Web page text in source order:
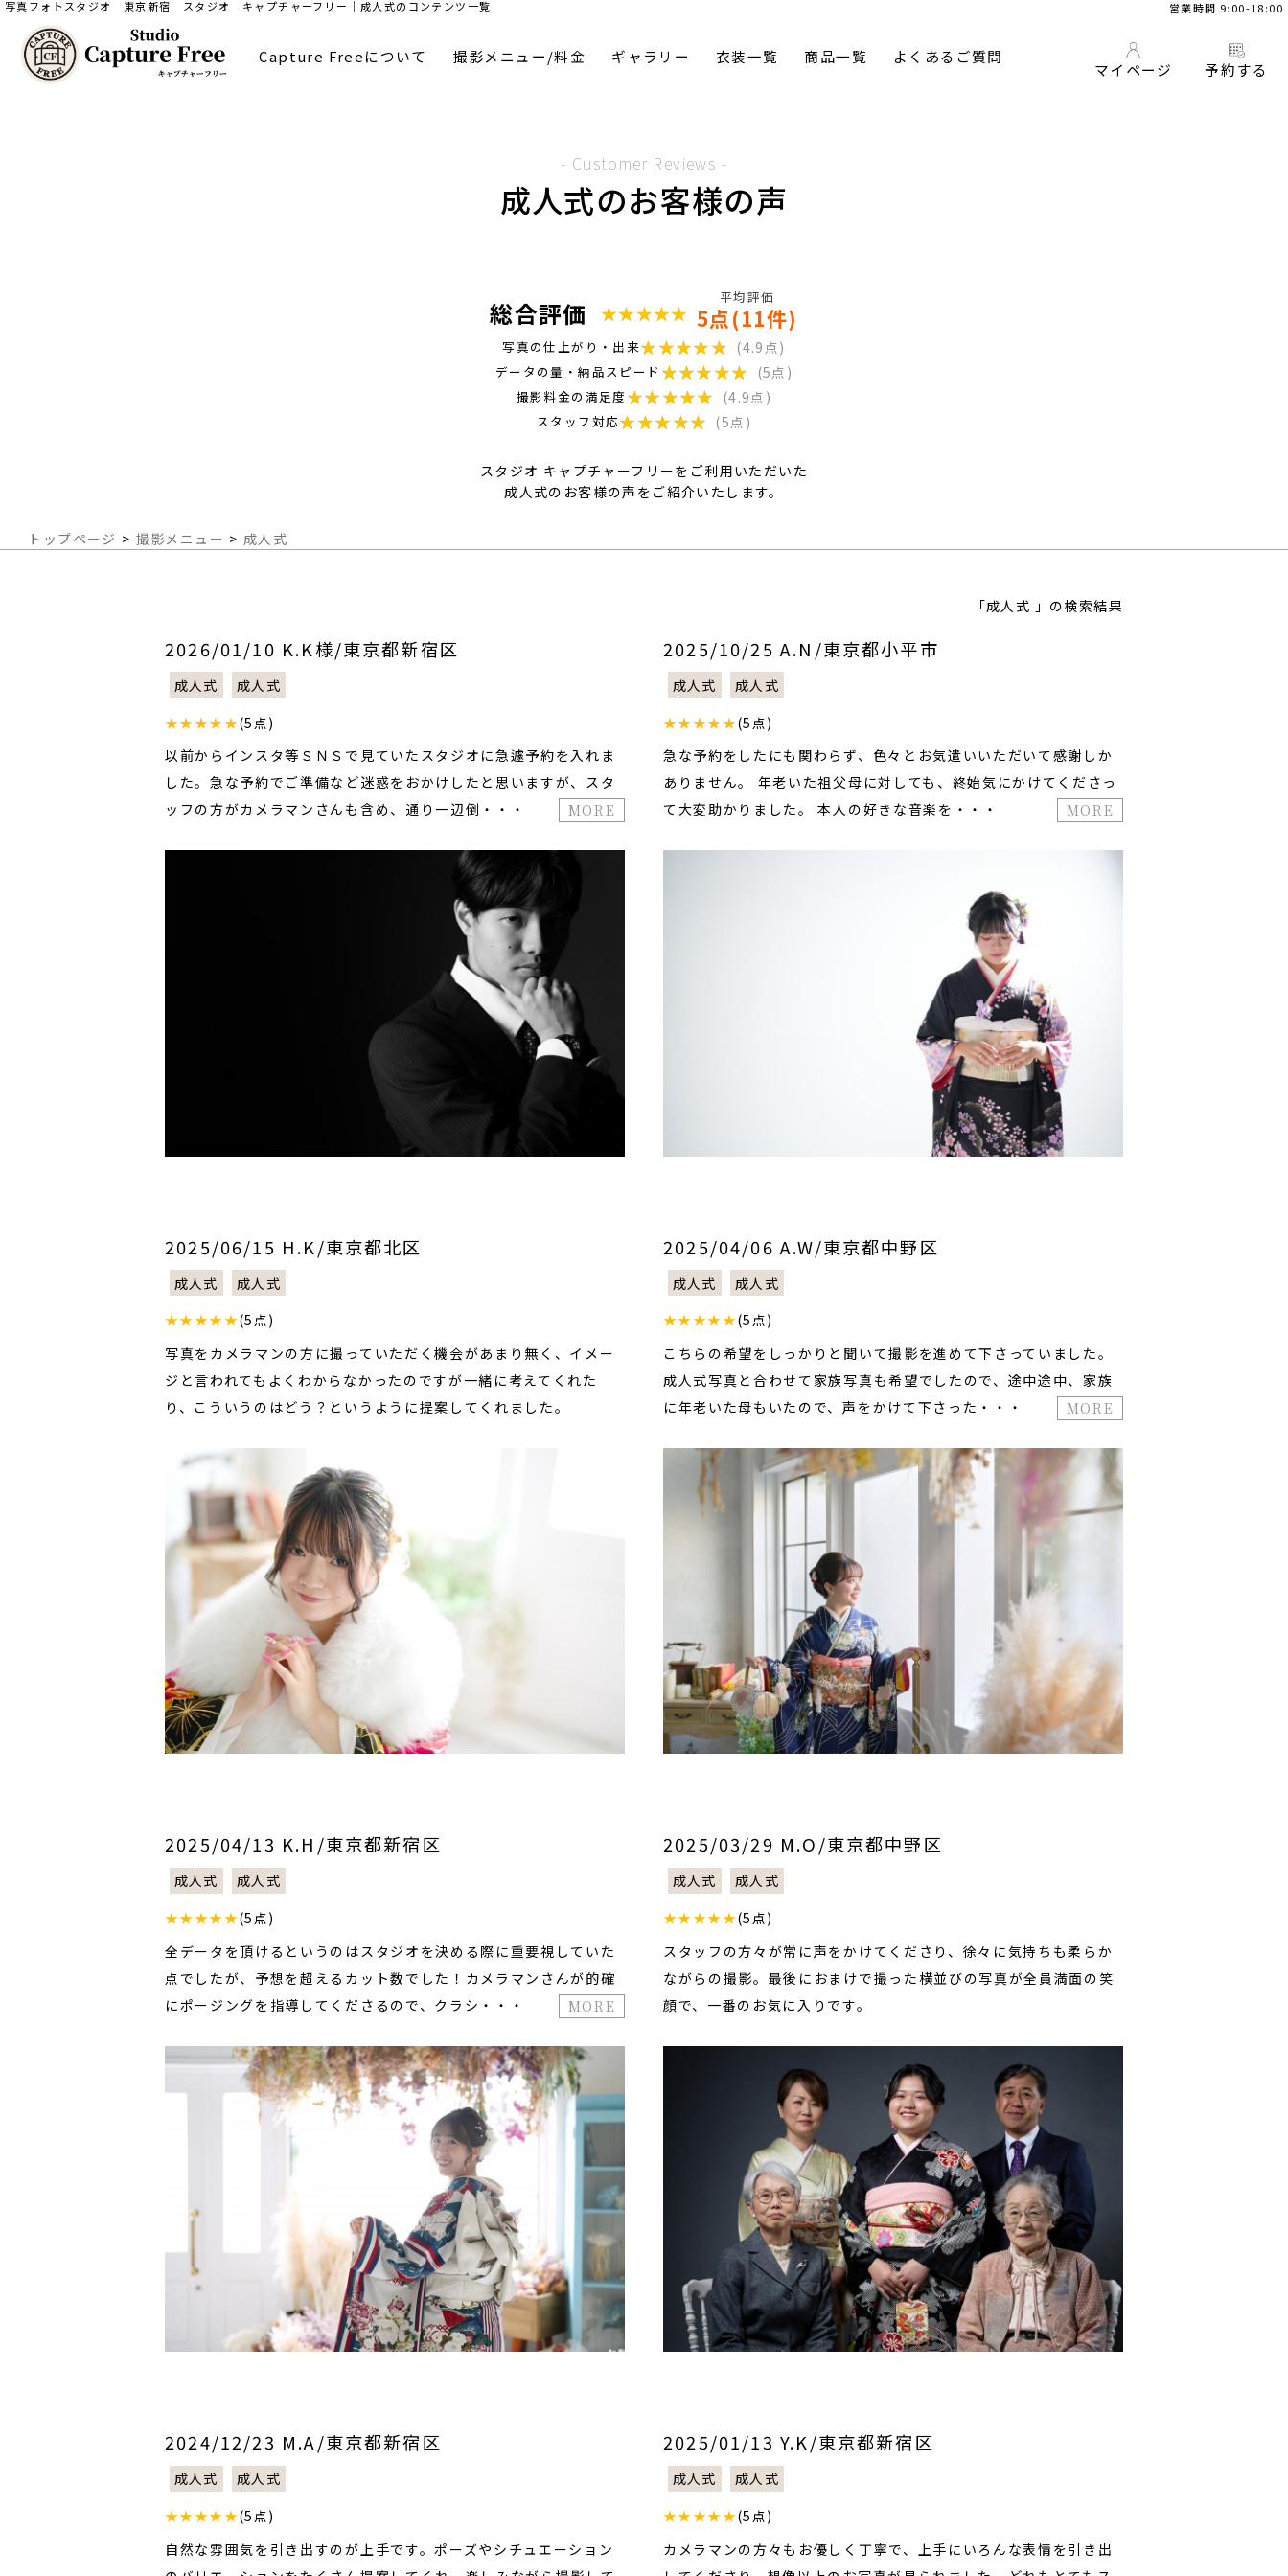
写真フォトスタジオ 東京新宿 スタジオ キャプチャーフリー｜成人式のコンテンツ一覧 営業時間 9:00-18:00
Capture Freeについて 撮影メニュー/料金 ギャラリー 衣装一覧 商品一覧 よくあるご質問
予約する
マイページ
- Customer Reviews -
成人式のお客様の声
総合評価 ★★★★★
★★★★★
平均評価
5点(11件)
写真の仕上がり・出来★★★★★
★★★★★ (4.9点)
データの量・納品スピード ★★★★★
★★★★★ (5点)
撮影料金の満足度 ★★★★★
★★★★★ (4.9点)
スタッフ対応★★★★★
★★★★★ (5点)
スタジオ キャプチャーフリーをご利用いただいた
成人式のお客様の声をご紹介いたします。
トップページ > 撮影メニュー > 成人式
「成人式 」の検索結果
2026/01/10 K.K様/東京都新宿区
成人式
成人式
★★★★★(5点)
以前からインスタ等ＳＮＳで見ていたスタジオに急遽予約を入れま
した。急な予約でご準備など迷惑をおかけしたと思いますが、スタ
ッフの方がカメラマンさんも含め、通り一辺倒・・・
MORE
2025/10/25 A.N/東京都小平市
成人式
成人式
★★★★★(5点)
急な予約をしたにも関わらず、色々とお気遣いいただいて感謝しか
ありません。 年老いた祖父母に対しても、終始気にかけてくださっ
て大変助かりました。 本人の好きな音楽を・・・
MORE
2025/06/15 H.K/東京都北区
成人式
成人式
★★★★★(5点)
写真をカメラマンの方に撮っていただく機会があまり無く、イメー
ジと言われてもよくわからなかったのですが一緒に考えてくれた
り、こういうのはどう？というように提案してくれました。
2025/04/06 A.W/東京都中野区
成人式
成人式
★★★★★(5点)
こちらの希望をしっかりと聞いて撮影を進めて下さっていました。
成人式写真と合わせて家族写真も希望でしたので、途中途中、家族
に年老いた母もいたので、声をかけて下さった・・・
MORE
2025/04/13 K.H/東京都新宿区
成人式
成人式
★★★★★(5点)
全データを頂けるというのはスタジオを決める際に重要視していた
点でしたが、予想を超えるカット数でした！カメラマンさんが的確
にポージングを指導してくださるので、クラシ・・・
MORE
2025/03/29 M.O/東京都中野区
成人式
成人式
★★★★★(5点)
スタッフの方々が常に声をかけてくださり、徐々に気持ちも柔らか
ながらの撮影。最後におまけで撮った横並びの写真が全員満面の笑
顔で、一番のお気に入りです。
2024/12/23 M.A/東京都新宿区
成人式
成人式
★★★★★(5点)
自然な雰囲気を引き出すのが上手です。ポーズやシチュエーション
2025/01/13 Y.K/東京都新宿区
成人式
成人式
★★★★★(5点)
カメラマンの方々もお優しく丁寧で、上手にいろんな表情を引き出